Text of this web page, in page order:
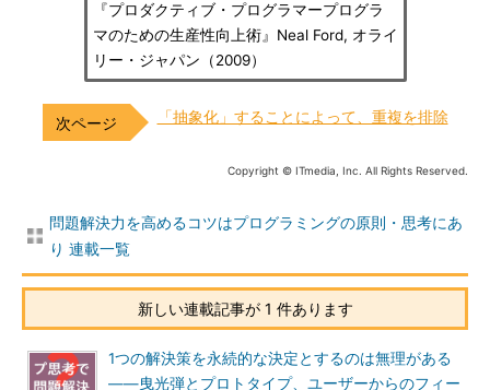
『プロダクティブ・プログラマープログラ
マのための生産性向上術』Neal Ford, オライ
リー・ジャパン（2009）
「抽象化」することによって、重複を排除
Copyright © ITmedia, Inc. All Rights Reserved.
問題解決力を高めるコツはプログラミングの原則・思考にあ
り 連載一覧
新しい連載記事が 1 件あります
1つの解決策を永続的な決定とするのは無理がある
――曳光弾とプロトタイプ、ユーザーからのフィー